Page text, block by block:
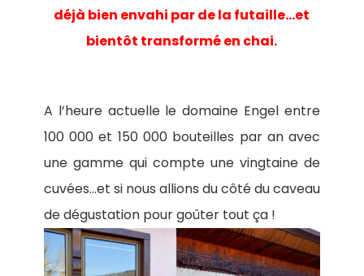
déjà bien envahi par de la futaille…et
bientôt transformé en chai.
A l’heure actuelle le domaine Engel entre
100 000 et 150 000 bouteilles par an avec
une gamme qui compte une vingtaine de
cuvées…et si nous allions du côté du caveau
de dégustation pour goûter tout ça !